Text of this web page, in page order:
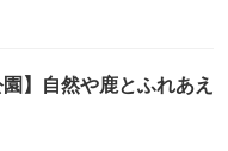
園】自然や鹿とふれあえ